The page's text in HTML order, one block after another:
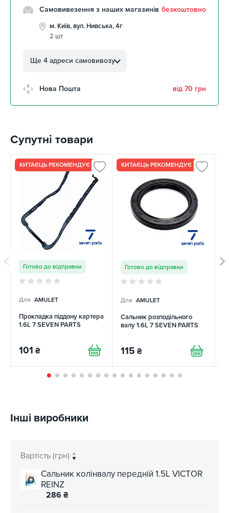
Самовивезення з наших магазинів безкоштовно
м. Київ, вул. Нивська, 4г
2 шт
Автолюбителів, 8а
Клинцівський авторинок
м. Київ, вул. Остафія
2 шт
Ще 4 адреси самовивозу
Нова Пошта від 70 грн
Супутні товари
КИТАЄЦЬ РЕКОМЕНДУЄ
Готово до відправки
Для AMULET
Прокладка піддону картера
1.6L 7 SEVEN PARTS
101 ₴
КИТАЄЦЬ РЕКОМЕНДУЄ
Готово до відправки
Для AMULET
Сальник розподільного
валу 1.6L 7 SEVEN PARTS
115 ₴
Інші виробники
Вартість (грн)
Сальник колінвалу передній 1.5L VICTOR
REINZ
286 ₴